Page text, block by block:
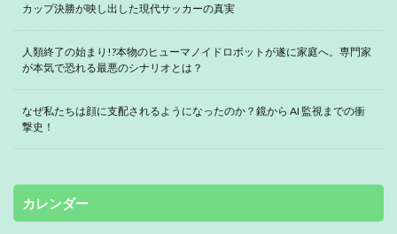
カップ決勝が映し出した現代サッカーの真実
人類終了の始まり!?本物のヒューマノイドロボットが遂に家庭へ。専門家
が本気で恐れる最悪のシナリオとは？
なぜ私たちは顔に支配されるようになったのか？鏡から AI 監視までの衝
撃史！
カレンダー